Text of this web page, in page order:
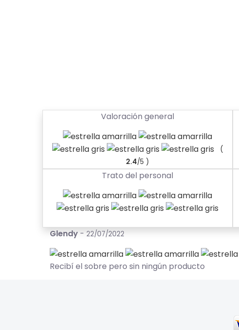
Valoración general
(
2.4/5 )
Trato del personal
Glendy - 22/07/2022
Recibí el sobre pero sin ningún producto